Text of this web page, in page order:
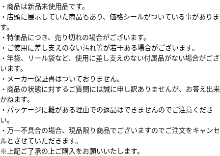
・商品は新品未使用品です。
・店頭に展示していた商品もあり、価格シールがついている事がありま
す。
・特価品につき、売り切れの場合がございます。
・ご使用に差し支えのない汚れ等が若干ある場合がございます。
・竿袋、リール袋など、使用に差し支えのない付属品がない場合がござ
います。
・メーカー保証書はついておりません。
・商品の状態に対するご質問には誠に申し訳ありませんが、お答え出来
かねます。
・パッケージに難がある理由での返品はできませんのでご注意くださ
い。
・万一不具合の場合、現品限り商品でございますのでご注文をキャンセ
ルとさせていただきます。
※上記ご了承の上ご購入をお願いいたします。